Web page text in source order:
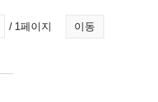
이동
/ 1페이지